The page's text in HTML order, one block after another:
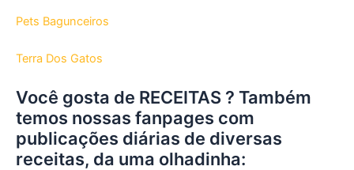
Pets Bagunceiros
Terra Dos Gatos
Você gosta de RECEITAS ? Também
temos nossas fanpages com
publicações diárias de diversas
receitas, da uma olhadinha: